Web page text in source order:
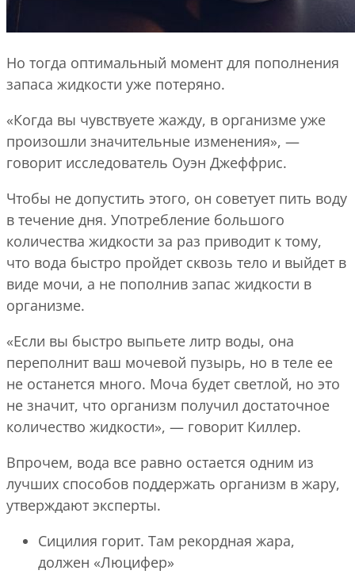
Но тогда оптимальный момент для пополнения
запаса жидкости уже потеряно.
«Когда вы чувствуете жажду, в организме уже
произошли значительные изменения», —
говорит исследователь Оуэн Джеффрис.
Чтобы не допустить этого, он советует пить воду
в течение дня. Употребление большого
количества жидкости за раз приводит к тому,
что вода быстро пройдет сквозь тело и выйдет в
виде мочи, а не пополнив запас жидкости в
организме.
«Если вы быстро выпьете литр воды, она
переполнит ваш мочевой пузырь, но в теле ее
не останется много. Моча будет светлой, но это
не значит, что организм получил достаточное
количество жидкости», — говорит Киллер.
Впрочем, вода все равно остается одним из
лучших способов поддержать организм в жару,
утверждают эксперты.
Сицилия горит. Там рекордная жара,
должен «Люцифер»